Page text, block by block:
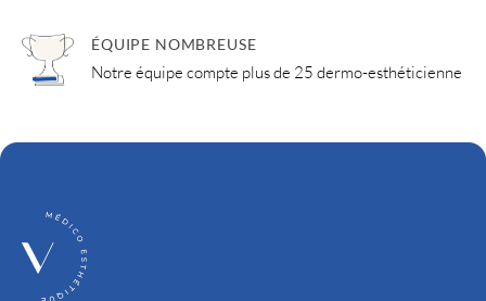
ÉQUIPE NOMBREUSE
Notre équipe compte plus de 25 dermo-esthéticienne